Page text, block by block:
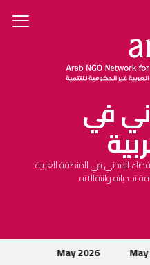
في
المدني في المنطقة العربية
تحدياته وانتقالاته
May 2026